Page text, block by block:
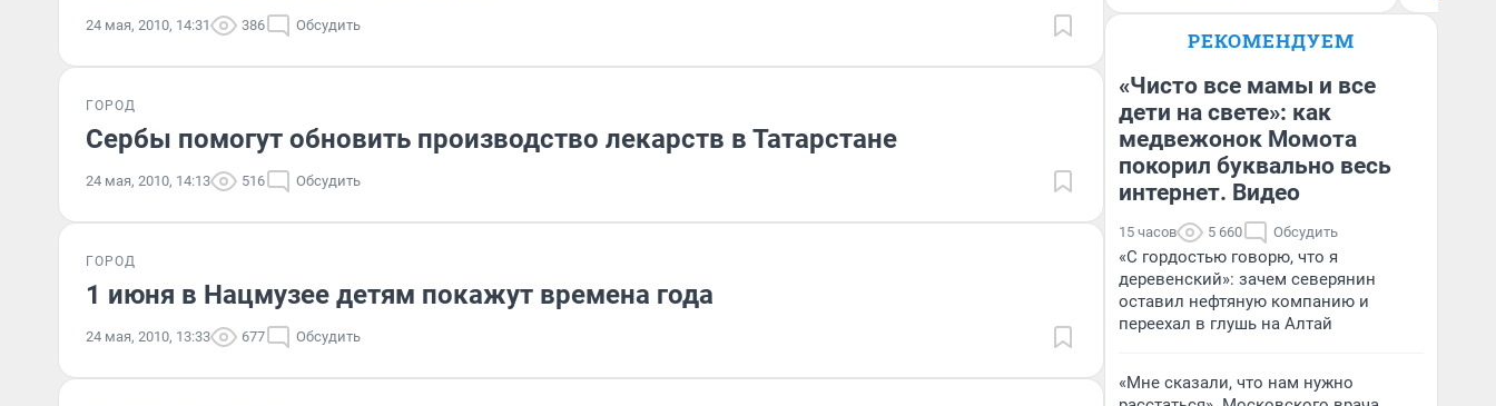
24 мая, 2010, 14:31 386 Обсудить
ГОРОД
Сербы помогут обновить производство лекарств в Татарстане
24 мая, 2010, 14:13 516 Обсудить
ГОРОД
1 июня в Нацмузее детям покажут времена года
24 мая, 2010, 13:33 677 Обсудить
РЕКОМЕНДУЕМ
«Чисто все мамы и все
дети на свете»: как
медвежонок Момота
покорил буквально весь
интернет. Видео
15 часов 5 660 Обсудить
«С гордостью говорю, что я
деревенский»: зачем северянин
оставил нефтяную компанию и
переехал в глушь на Алтай
«Мне сказали, что нам нужно